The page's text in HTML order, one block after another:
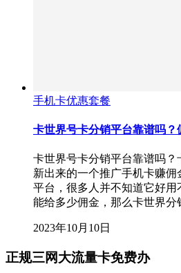
手机卡优惠套餐
卡世界号卡分销平台靠谱吗？
卡世界号卡分销平台靠谱吗？
新出来的一个推广手机卡赚
平台，很多人并不知道它好
能给多少佣金，那么卡世界
2023年10月10日
正规三网大流量卡免费办